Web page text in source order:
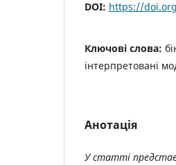
DOI: https://
Ключові слова:
інтерпретовані
Анотація
У статті